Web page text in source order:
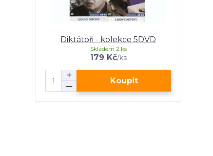
Diktátoři - kolekce 5DVD
179 Kč/ks
Skladem 2 ks
Koupit